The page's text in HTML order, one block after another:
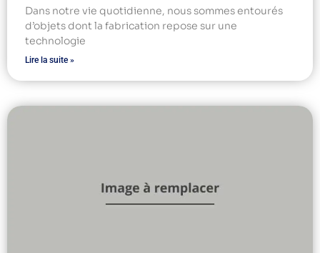
Dans notre vie quotidienne, nous sommes entourés
d’objets dont la fabrication repose sur une
technologie
Lire la suite »